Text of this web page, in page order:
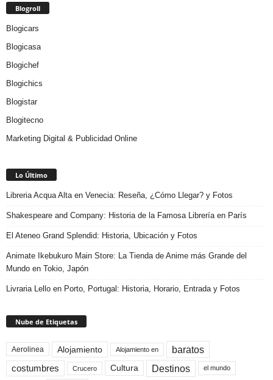
Blogroll
Blogicars
Blogicasa
Blogichef
Blogichics
Blogistar
Blogitecno
Marketing Digital & Publicidad Online
Lo Último
Libreria Acqua Alta en Venecia: Reseña, ¿Cómo Llegar? y Fotos
Shakespeare and Company: Historia de la Famosa Librería en París
El Ateneo Grand Splendid: Historia, Ubicación y Fotos
Animate Ikebukuro Main Store: La Tienda de Anime más Grande del
Mundo en Tokio, Japón
Livraria Lello en Porto, Portugal: Historia, Horario, Entrada y Fotos
Nube de Etiquetas
Aerolinea Alojamiento Alojamiento en baratos
costumbres Crucero Cultura Destinos el mundo